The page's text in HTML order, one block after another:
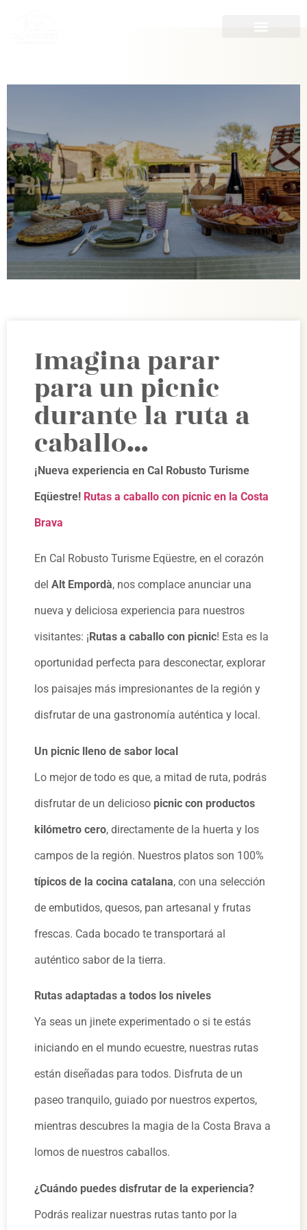
Imagina parar
para un picnic
durante la ruta a
caballo…
¡Nueva experiencia en Cal Robusto Turisme
Eqüestre! Rutas a caballo con picnic en la Costa
Brava
En Cal Robusto Turisme Eqüestre, en el corazón
del Alt Empordà, nos complace anunciar una
nueva y deliciosa experiencia para nuestros
visitantes: ¡ Rutas a caballo con picnic! Esta es la
oportunidad perfecta para desconectar, explorar
los paisajes más impresionantes de la región y
disfrutar de una gastronomía auténtica y local.
Un picnic lleno de sabor local
Lo mejor de todo es que, a mitad de ruta, podrás
disfrutar de un delicioso picnic con productos
kilómetro cero, directamente de la huerta y los
campos de la región. Nuestros platos son 100%
típicos de la cocina catalana, con una selección
de embutidos, quesos, pan artesanal y frutas
frescas. Cada bocado te transportará al
auténtico sabor de la tierra.
Rutas adaptadas a todos los niveles
Ya seas un jinete experimentado o si te estás
iniciando en el mundo ecuestre, nuestras rutas
están diseñadas para todos. Disfruta de un
paseo tranquilo, guiado por nuestros expertos,
mientras descubres la magia de la Costa Brava a
lomos de nuestros caballos.
¿Cuándo puedes disfrutar de la experiencia?
Podrás realizar nuestras rutas tanto por la